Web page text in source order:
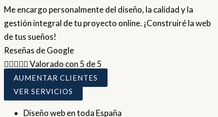
Me encargo personalmente del diseño, la calidad y la
gestión integral de tu proyecto online. ¡Construiré la web
de tus sueños!
Reseñas de Google
Valorado con 5 de 5
AUMENTAR CLIENTES
VER SERVICIOS
Diseño web en toda España